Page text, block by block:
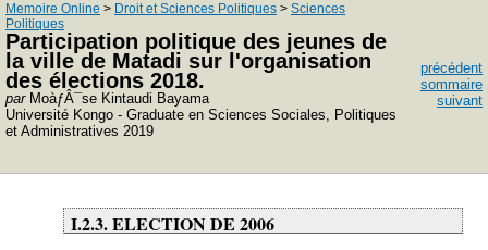
Memoire Online > Droit et Sciences Politiques > Sciences
Politiques
Participation politique des jeunes de
la ville de Matadi sur l'organisation
des élections 2018.
parMoàƒÂ¯se Kintaudi Bayama
Université Kongo - Graduate en Sciences Sociales, Politiques
et Administratives 2019
précédent
sommaire
suivant
I.2.3. ELECTION DE 2006